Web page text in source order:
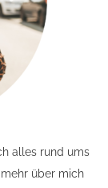
alles rund ums
über mich